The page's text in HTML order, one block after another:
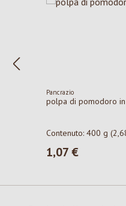
Pancrazio
polpa di pomodoro
Contenuto:400 g
Prezzo normale:
1,07 €